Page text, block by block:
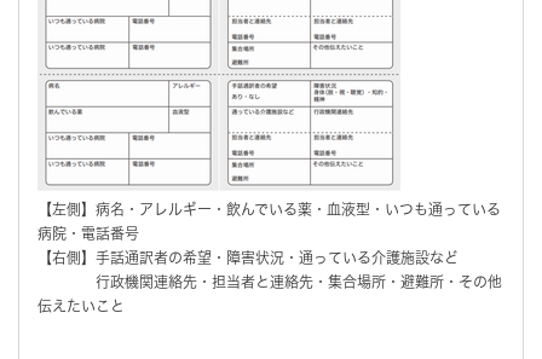
【左側】病名・アレルギー・飲んでいる薬・血液型・いつも通っている
病院・電話番号
【右側】手話通訳者の希望・障害状況・通っている介護施設など
行政機関連絡先・担当者と連絡先・集合場所・避難所・その他
伝えたいこと